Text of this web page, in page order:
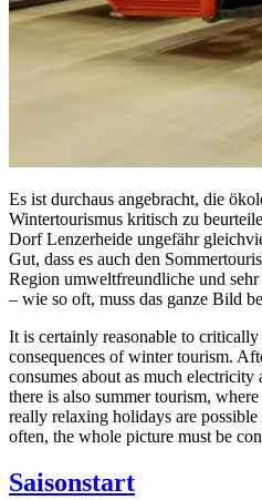
Es ist durchaus angebracht, die
Wintertourismus kritisch zu
Dorf Lenzerheide ungefähr
Gut, dass es auch den
Region umweltfreundliche und
– wie so oft, muss das ganze Bild
It is certainly reasonable to critically
consequences of winter tourism.
consumes about as much
there is also summer tourism,
really relaxing holidays are
often, the whole picture must be
Saisonstart